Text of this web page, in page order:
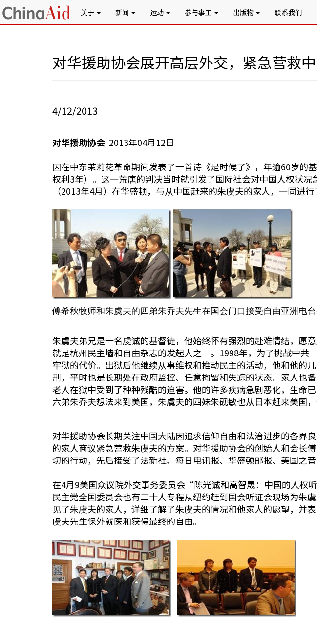
关于 新闻 运动 参与事工 出版物 联系我们
对华援助协会展开高层外交，紧急营救
4/12/2013
对华援助协会 2013年04月12日
因在中东茉莉花革命期间发表了一首诗《是时候了》，年逾60岁的
权利3年）。这一荒唐的判决当时就引发了国际社会对中国人权状
（2013年4月）在华盛顿，与从中国赶来的朱虞夫的家人，一同进
傅希秋牧师和朱虞夫的四弟朱乔夫先生在国会门口接受自由亚洲电
朱虞夫弟兄是一名虔诚的基督徒，他始终怀有强烈的赴难情结，愿
就是杭州民主墙和自由杂志的发起人之一。1998年，为了挑战中
牢狱的代价。出狱后他继续从事维权和推动民主的活动，他和他的
刑，平时也是长期处在政府监控、任意拘留和失踪的状态。家人也
老人在狱中受到了种种残酷的迫害。他的许多疾病急剧恶化，生命
六弟朱乔夫想法来到美国，朱虞夫的四妹朱砚敏也从日本赶来美国
对华援助协会长期关注中国大陆因追求信仰自由和法治进步的各界
的家人商议紧急营救朱虞夫的方案。对华援助协会的创始人和会长
切的行动，先后接受了法新社、每日电讯报、华盛顿邮报、美国之
在4月9美国众议院外交事务委员会“陈光诚和高智晟：中国的人权
民主党全国委员会也有二十人专程从纽约赶到国会听证会现场为朱
见了朱虞夫的家人，详细了解了朱虞夫的情况和他家人的愿望，并
虞夫先生保外就医和获得最终的自由。